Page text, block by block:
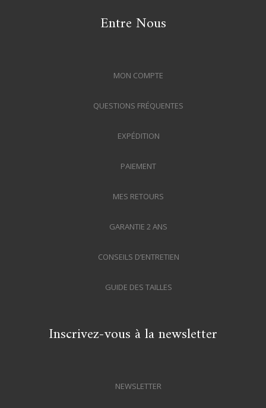
Entre Nous
MON COMPTE
QUESTIONS FRÉQUENTES
EXPÉDITION
PAIEMENT
MES RETOURS
GARANTIE 2 ANS
CONSEILS D’ENTRETIEN
GUIDE DES TAILLES
Inscrivez-vous à la newsletter
NEWSLETTER